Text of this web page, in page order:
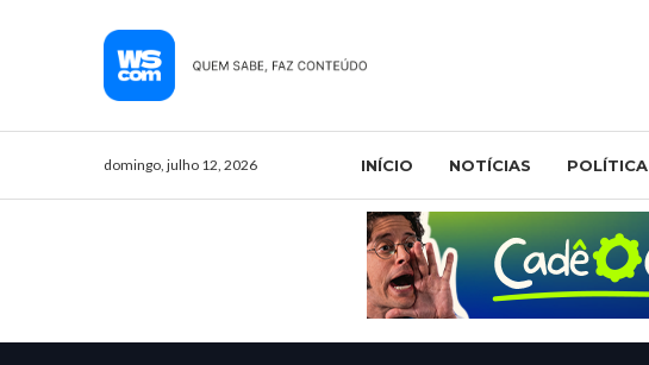
domingo, julho 12, 2026 INÍCIO NOTÍCIAS POLÍTICA